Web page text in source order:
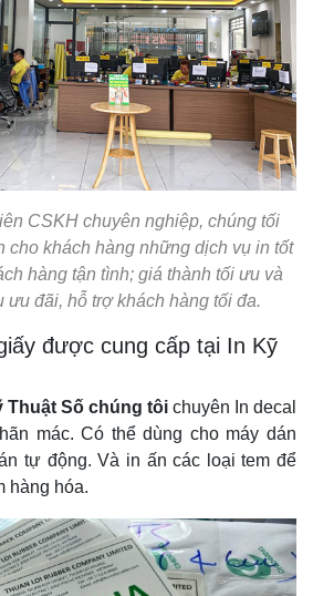
CSKH chuyên nghiệp, chúng tối
cho khách hàng những dịch vụ in tốt
hàng tận tình; giá thành tối ưu và
ưu đãi, hỗ trợ khách hàng tối đa.
được cung cấp tại In Kỹ
Thuật Số chúng tôi chuyên In decal
mác. Có thể dùng cho máy dán
tự động. Và in ấn các loại tem để
hàng hóa.